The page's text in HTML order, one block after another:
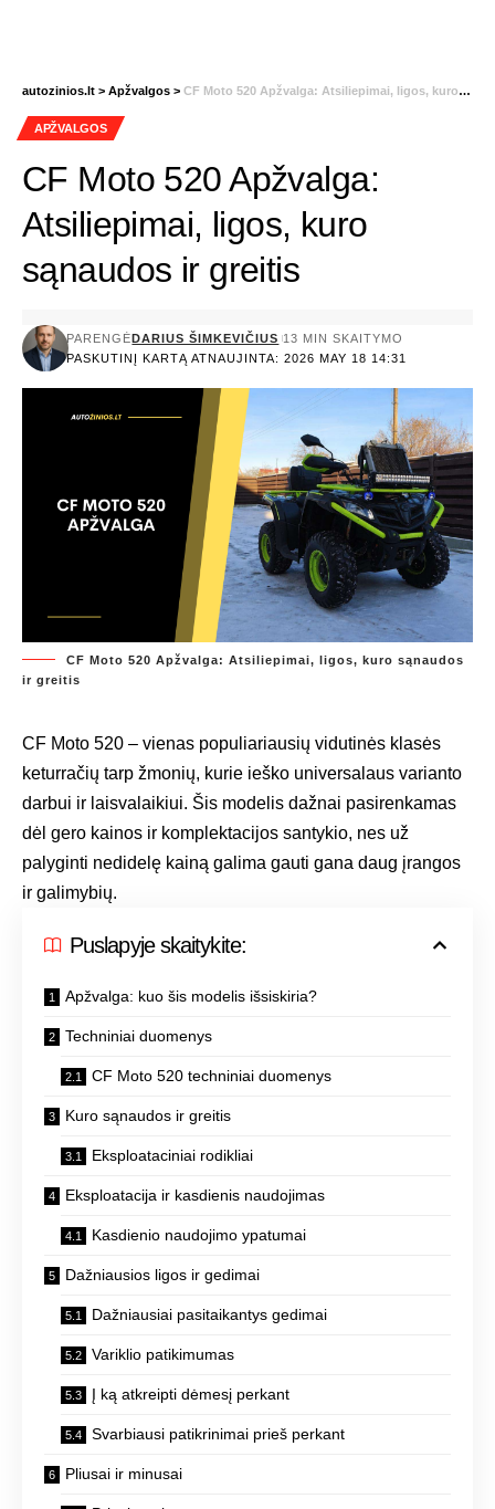
autozinios.lt > Apžvalgos > CF Moto 520 Apžvalga: Atsiliepimai, ligos, kuro sąnaudos ir greitis
APŽVALGOS
CF Moto 520 Apžvalga:
Atsiliepimai, ligos, kuro
sąnaudos ir greitis
PASKUTINĮ KARTĄ ATNAUJINTA: 2026 MAY 18 14:31
PARENGĖ DARIUS ŠIMKEVIČIUS 13 MIN SKAITYMO
CF Moto 520 Apžvalga: Atsiliepimai, ligos, kuro sąnaudos
ir greitis
CF Moto 520 – vienas populiariausių vidutinės klasės
keturračių tarp žmonių, kurie ieško universalaus varianto
darbui ir laisvalaikiui. Šis modelis dažnai pasirenkamas
dėl gero kainos ir komplektacijos santykio, nes už
palyginti nedidelę kainą galima gauti gana daug įrangos
ir galimybių.
Puslapyje skaitykite:
Apžvalga: kuo šis modelis išsiskiria?
Techniniai duomenys
CF Moto 520 techniniai duomenys
Kuro sąnaudos ir greitis
Eksploataciniai rodikliai
Eksploatacija ir kasdienis naudojimas
Kasdienio naudojimo ypatumai
Dažniausios ligos ir gedimai
Dažniausiai pasitaikantys gedimai
Variklio patikimumas
Į ką atkreipti dėmesį perkant
Svarbiausi patikrinimai prieš perkant
Pliusai ir minusai